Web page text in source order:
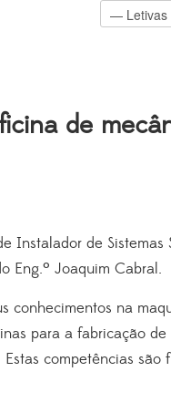
de
Instalador de
Eng.º Joaquim Cabral.
conhecimentos na
para a fabricação
competências